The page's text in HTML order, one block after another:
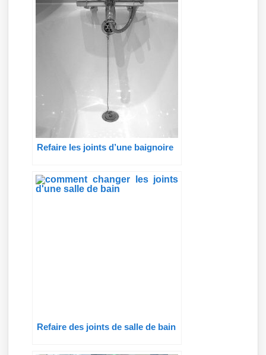
Refaire les joints d’une baignoire
Refaire des joints de salle de bain